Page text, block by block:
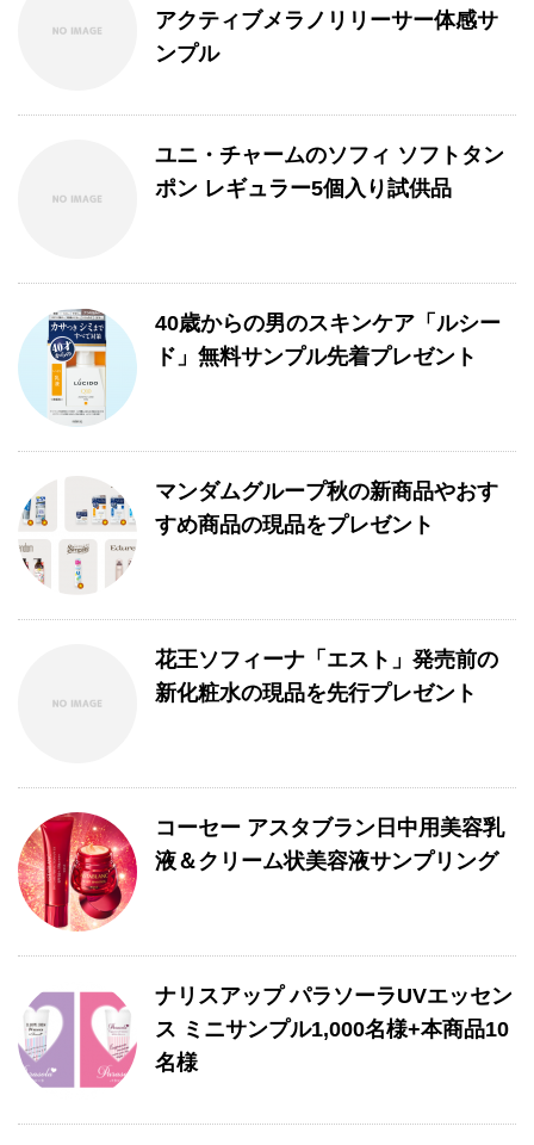
アクティブメラノリリーサー体感サ
ンプル
ユニ・チャームのソフィ ソフトタン
ポン レギュラー5個入り試供品
40歳からの男のスキンケア「ルシー
ド」無料サンプル先着プレゼント
マンダムグループ秋の新商品やおす
すめ商品の現品をプレゼント
花王ソフィーナ「エスト」発売前の
新化粧水の現品を先行プレゼント
コーセー アスタブラン日中用美容乳
液＆クリーム状美容液サンプリング
ナリスアップ パラソーラUVエッセン
ス ミニサンプル1,000名様+本商品10
名様